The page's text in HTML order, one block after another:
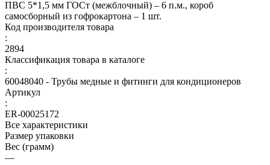
ПВС 5*1,5 мм ГОСт (межблочный) – 6 п.м., короб
самосборный из гофрокартона – 1 шт.
Код производителя товара
:
2894
Классификация товара в каталоге
:
60048040 - Трубы медные и фитинги для кондиционеров
Артикул
:
ER-00025172
Все характеристики
Размер упаковки
Вес (грамм)
—